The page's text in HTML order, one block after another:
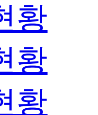
황
황
황